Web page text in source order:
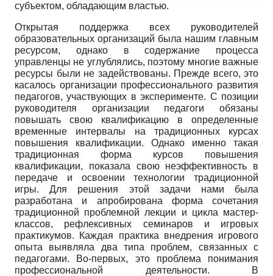
субъектом, обладающим властью.
Открытая поддержка всех руководителей
образовательных организаций была нашим главным
ресурсом, однако в содержание процесса
управленцы не углублялись, поэтому многие важные
ресурсы были не задействованы. Прежде всего, это
касалось организации профессионального развития
педагогов, участвующих в эксперименте. С позиции
руководителя организации педагоги обязаны
повышать свою квалификацию в определенные
временные интервалы на традиционных курсах
повышения квалификации. Однако именно такая
традиционная форма курсов повышения
квалификации, показала свою неэффективность в
передаче и освоении технологии традиционной
игры. Для решения этой задачи нами была
разработана и апробирована форма сочетания
традиционной проблемной лекции и цикла мастер-
классов, рефлексивных семинаров и игровых
практикумов. Каждая практика внедрения игрового
опыта выявляла два типа проблем, связанных с
педагогами. Во-первых, это проблема понимания
профессиональной деятельности. В